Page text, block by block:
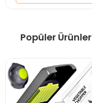
Popüler Ürünler